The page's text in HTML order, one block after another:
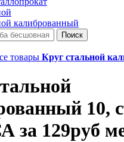
калиброванный
товары Круг стальной
10,
за 129руб